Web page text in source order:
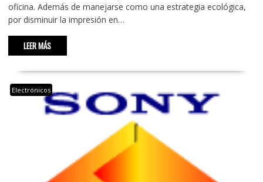
oficina. Además de manejarse como una estrategia ecológica,
por disminuir la impresión en…
LEER MÁS
Electrónicos